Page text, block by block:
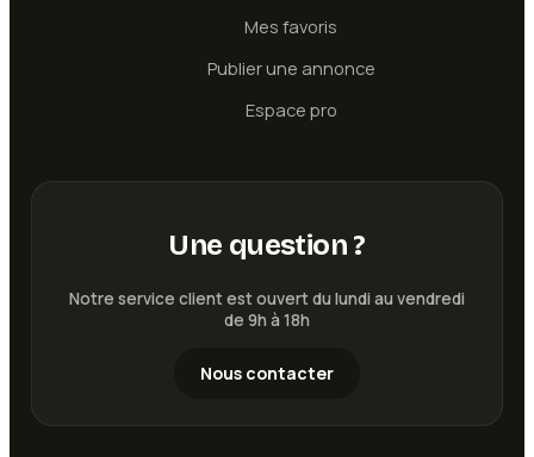
Mes favoris
Publier une annonce
Espace pro
Une question ?
Notre service client est ouvert du lundi au vendredi
de 9h à 18h
Nous contacter